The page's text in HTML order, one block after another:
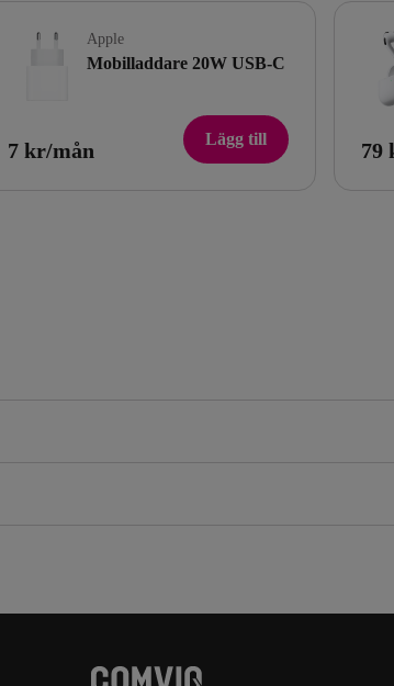
Apple
Mobilladdare 20W USB-C
7 kr/mån Lägg till 79